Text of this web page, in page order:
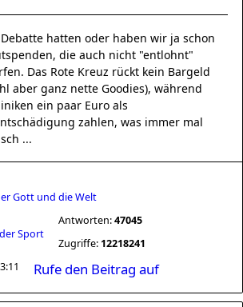
hatten oder haben wir ja schon
die auch nicht "entlohnt"
Das Rote Kreuz rückt kein Bargeld
aber ganz nette Goodies), während
ein paar Euro als
zahlen, was immer mal
...
Gott und die Welt
Sport
Antworten:47045
Zugriffe: 12218241
Rufe den Beitrag auf